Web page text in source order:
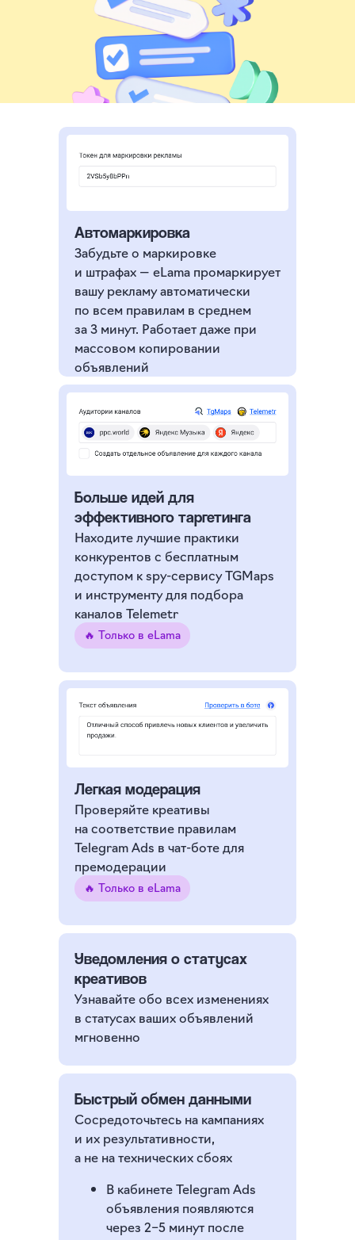
Автомаркировка
Забудьте о маркировке
и штрафах — eLama промаркирует
вашу рекламу автоматически
по всем правилам в среднем
за 3 минут. Работает даже при
массовом копировании
объявлений
Больше идей для
эффективного таргетинга
Находите лучшие практики
конкурентов с бесплатным
доступом к spy-сервису TGMaps
и инструменту для подбора
каналов Telemetr
🔥 Только в eLama
Легкая модерация
Проверяйте креативы
на соответствие правилам
Telegram Ads в чат-боте для
премодерации
🔥 Только в eLama
Уведомления о статусах
креативов
Узнавайте обо всех изменениях
в статусах ваших объявлений
мгновенно
Быстрый обмен данными
Сосредоточьтесь на кампаниях
и их результативности,
а не на технических сбоях
В кабинете Telegram Ads
объявления появляются
через 2−5 минут после